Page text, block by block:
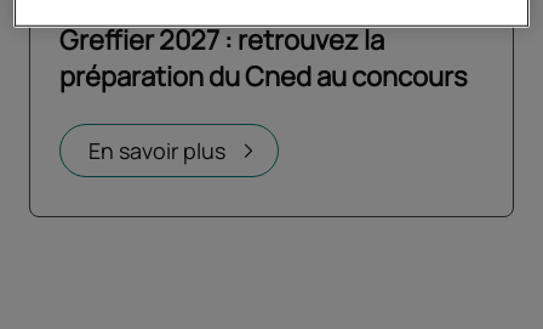
Greffier 2027 : retrouvez la
préparation du Cned au concours
En savoir plus
Ouvrir dans un nouvel onglet